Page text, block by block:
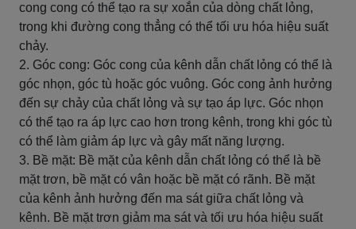
cong cong có thể tạo ra sự xoắn của dòng chất lỏng,
trong khi đường cong thẳng có thể tối ưu hóa hiệu suất
chảy.
2. Góc cong: Góc cong của kênh dẫn chất lỏng có thể là
góc nhọn, góc tù hoặc góc vuông. Góc cong ảnh hưởng
đến sự chảy của chất lỏng và sự tạo áp lực. Góc nhọn
có thể tạo ra áp lực cao hơn trong kênh, trong khi góc tù
có thể làm giảm áp lực và gây mất năng lượng.
3. Bề mặt: Bề mặt của kênh dẫn chất lỏng có thể là bề
mặt trơn, bề mặt có vân hoặc bề mặt có rãnh. Bề mặt
của kênh ảnh hưởng đến ma sát giữa chất lỏng và
kênh. Bề mặt trơn giảm ma sát và tối ưu hóa hiệu suất